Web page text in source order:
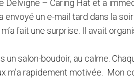
Delvigne – Caring Hat et a
un e-mail tard dans la
fait une surprise. Il avait
salon-boudoir, au calme.
m’a rapidement motivée. Mon